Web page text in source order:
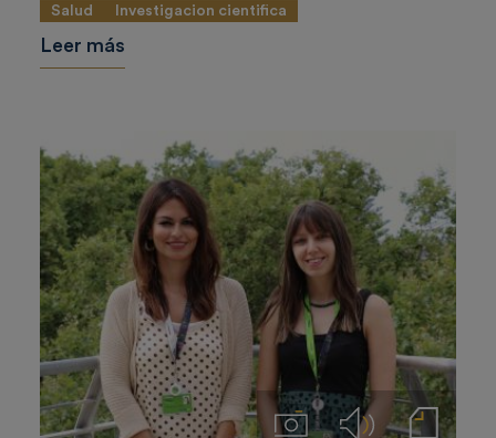
Salud Investigacion cientifica
Leer más
ImágenesAudios Notas de prensa